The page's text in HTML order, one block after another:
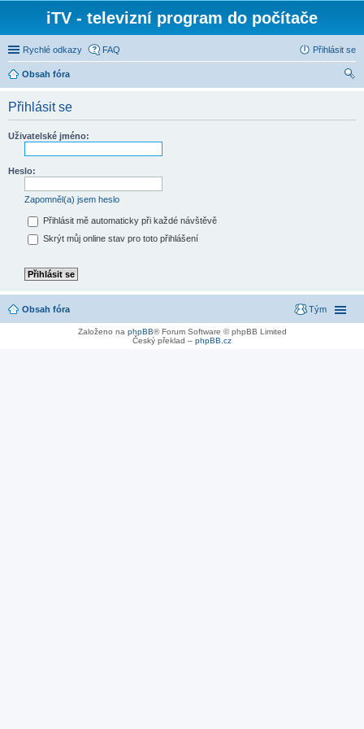
iTV - televizní program do počítače
Rychlé odkazy FAQ Přihlásit se
Obsah fóra
Přihlásit se
Uživatelské jméno:
Heslo:
Zapomněl(a) jsem heslo
Přihlásit mě automaticky při každé návštěvě
Skrýt můj online stav pro toto přihlášení
Obsah fóra Tým
Založeno na phpBB® Forum Software © phpBB Limited
Český překlad – phpBB.cz